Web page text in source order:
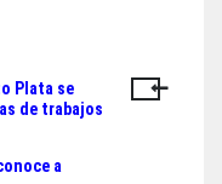
Plata se
de trabajos
a